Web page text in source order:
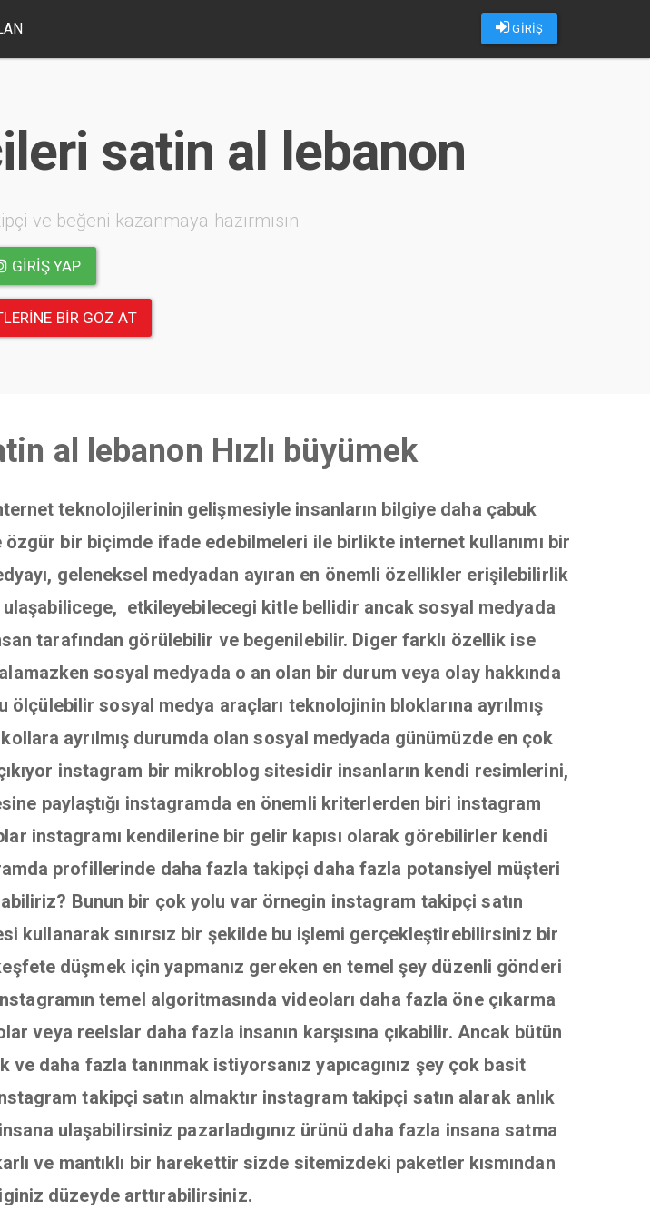
GİRİŞ
satin al lebanon
ve beğeni kazanmaya hazırmısın
GIRIŞ YAP
BIR GÖZ AT
al lebanon Hızlı büyümek
teknolojilerinin gelişmesiyle insanların bilgiye daha çabuk
bir biçimde ifade edebilmeleri ile birlikte internet kullanımı bir
geleneksel medyadan ayıran en önemli özellikler erişilebilirlik
etkileyebilecegi kitle bellidir ancak sosyal medyada
tarafından görülebilir ve begenilebilir. Diger farklı özellik ise
sosyal medyada o an olan bir durum veya olay hakkında
sosyal medya araçları teknolojinin bloklarına ayrılmış
ayrılmış durumda olan sosyal medyada günümüzde en çok
instagram bir mikroblog sitesidir insanların kendi resimlerini,
paylaştığı instagramda en önemli kriterlerden biri instagram
instagramı kendilerine bir gelir kapısı olarak görebilirler kendi
profillerinde daha fazla takipçi daha fazla potansiyel müşteri
Bunun bir çok yolu var örnegin instagram takipçi satın
kullanarak sınırsız bir şekilde bu işlemi gerçekleştirebilirsiniz bir
düşmek için yapmanız gereken en temel şey düzenli gönderi
temel algoritmasında videoları daha fazla öne çıkarma
veya reelslar daha fazla insanın karşısına çıkabilir. Ancak bütün
daha fazla tanınmak istiyorsanız yapıcagınız şey çok basit
takipçi satın almaktır instagram takipçi satın alarak anlık
ulaşabilirsiniz pazarladıgınız ürünü daha fazla insana satma
ve mantıklı bir harekettir sizde sitemizdeki paketler kısmından
düzeyde arttırabilirsiniz.